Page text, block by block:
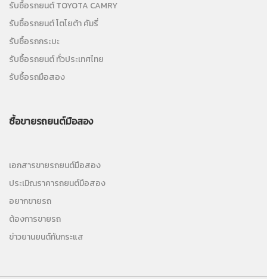
รับซื้อรถยนต์ TOYOTA CAMRY
รับซื้อรถยนต์ โตโยต้า คัมรี่
รับซื้อรถกระบะ
รับซื้อรถยนต์ ทั่วประเทศไทย
รับซื้อรถมือสอง
ซื้อขายรถยนต์มือสอง
เอกสารขายรถยนต์มือสอง
ประเมิณราคารถยนต์มือสอง
อยากขายรถ
ต้องการขายรถ
ข่าวยานยนต์ทันกระแส